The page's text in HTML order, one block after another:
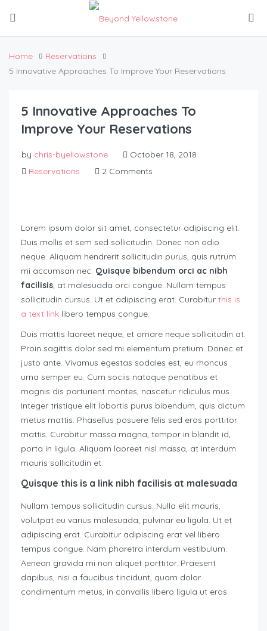
Home
Reservations
5 Innovative Approaches To Improve Your Reservations
5 Innovative Approaches To
Improve Your Reservations
by chris-byellowstone
October 18, 2018
Reservations
2 Comments
Lorem ipsum dolor sit amet, consectetur adipiscing elit.
Duis mollis et sem sed sollicitudin. Donec non odio
neque. Aliquam hendrerit sollicitudin purus, quis rutrum
mi accumsan nec. Quisque bibendum orci ac nibh
facilisis, at malesuada orci congue. Nullam tempus
sollicitudin cursus. Ut et adipiscing erat. Curabitur this is
a text link libero tempus congue.
Duis mattis laoreet neque, et ornare neque sollicitudin at.
Proin sagittis dolor sed mi elementum pretium. Donec et
justo ante. Vivamus egestas sodales est, eu rhoncus
urna semper eu. Cum sociis natoque penatibus et
magnis dis parturient montes, nascetur ridiculus mus.
Integer tristique elit lobortis purus bibendum, quis dictum
metus mattis. Phasellus posuere felis sed eros porttitor
mattis. Curabitur massa magna, tempor in blandit id,
porta in ligula. Aliquam laoreet nisl massa, at interdum
mauris sollicitudin et.
Quisque this is a link nibh facilisis at malesuada
Nullam tempus sollicitudin cursus. Nulla elit mauris,
volutpat eu varius malesuada, pulvinar eu ligula. Ut et
adipiscing erat. Curabitur adipiscing erat vel libero
tempus congue. Nam pharetra interdum vestibulum.
Aenean gravida mi non aliquet porttitor. Praesent
dapibus, nisi a faucibus tincidunt, quam dolor
condimentum metus, in convallis libero ligula ut eros.